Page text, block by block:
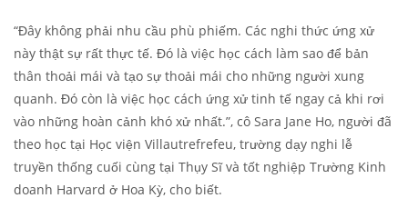
“Đây không phải nhu cầu phù phiếm. Các nghi thức ứng xử
này thật sự rất thực tế. Đó là việc học cách làm sao để bản
thân thoải mái và tạo sự thoải mái cho những người xung
quanh. Đó còn là việc học cách ứng xử tinh tế ngay cả khi rơi
vào những hoàn cảnh khó xử nhất.”, cô Sara Jane Ho, người đã
theo học tại Học viện Villautrefrefeu, trường dạy nghi lễ
truyền thống cuối cùng tại Thụy Sĩ và tốt nghiệp Trường Kinh
doanh Harvard ở Hoa Kỳ, cho biết.